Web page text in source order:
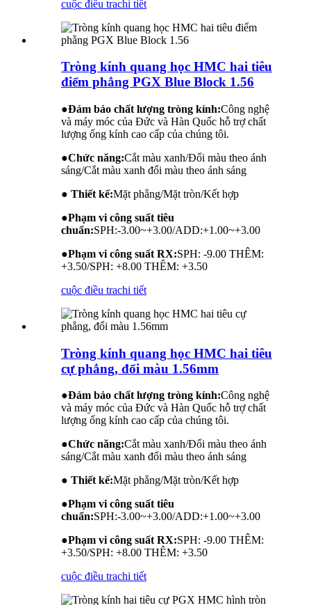
cuộc điều trachi tiết
Tròng kính quang học HMC hai tiêu
điểm phẳng PGX Blue Block 1.56
●Đảm bảo chất lượng tròng kính:Công nghệ
và máy móc của Đức và Hàn Quốc hỗ trợ chất
lượng ống kính cao cấp của chúng tôi.
●Chức năng:Cắt màu xanh/Đổi màu theo ánh
sáng/Cắt màu xanh đổi màu theo ánh sáng
● Thiết kế:Mặt phẳng/Mặt tròn/Kết hợp
●Phạm vi công suất tiêu
chuẩn:SPH:-3.00~+3.00/ADD:+1.00~+3.00
●Phạm vi công suất RX:SPH: -9.00 THÊM:
+3.50/SPH: +8.00 THÊM: +3.50
cuộc điều trachi tiết
Tròng kính quang học HMC hai tiêu
cự phẳng, đổi màu 1.56mm
●Đảm bảo chất lượng tròng kính:Công nghệ
và máy móc của Đức và Hàn Quốc hỗ trợ chất
lượng ống kính cao cấp của chúng tôi.
●Chức năng:Cắt màu xanh/Đổi màu theo ánh
sáng/Cắt màu xanh đổi màu theo ánh sáng
● Thiết kế:Mặt phẳng/Mặt tròn/Kết hợp
●Phạm vi công suất tiêu
chuẩn:SPH:-3.00~+3.00/ADD:+1.00~+3.00
●Phạm vi công suất RX:SPH: -9.00 THÊM:
+3.50/SPH: +8.00 THÊM: +3.50
cuộc điều trachi tiết